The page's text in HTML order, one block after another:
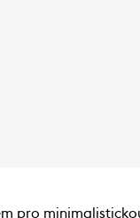
pro